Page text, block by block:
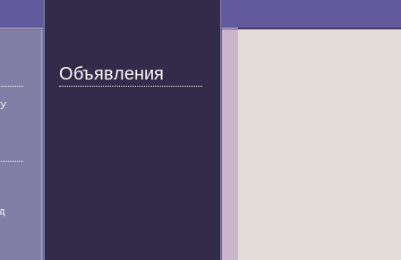
Объявления